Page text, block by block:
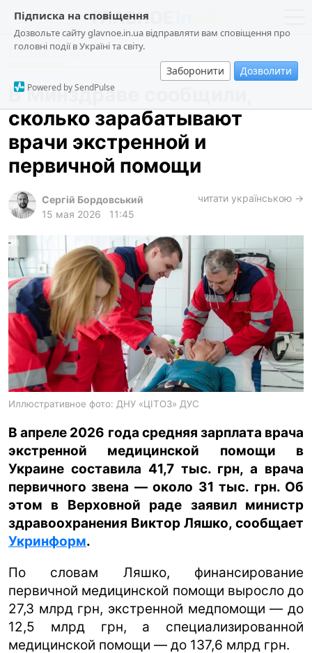
Підписка на сповіщення
Дозвольте сайту glavnoe.in.ua відправляти вам сповіщення про
головні події в Україні та світу.
Заборонити Дозволити
Powered by SendPulse
новости
о проекте
общество
происшествия
криминал
техно
харьков
архив
gambling
ua ru en
Общество
В Минздраве сообщили,
сколько зарабатывают
врачи экстренной и
первичной помощи
Сергій Бордовський
15 мая 2026
11:45
читати українською →
Иллюстративное фото: ДНУ «ЦІТОЗ» ДУС
В апреле 2026 года средняя зарплата врача
экстренной медицинской помощи в
Украине составила 41,7 тыс. грн, а врача
первичного звена — около 31 тыс. грн. Об
этом в Верховной раде заявил министр
здравоохранения Виктор Ляшко, сообщает
Укринформ.
По словам Ляшко, финансирование
первичной медицинской помощи выросло до
27,3 млрд грн, экстренной медпомощи — до
12,5 млрд грн, а специализированной
медицинской помощи — до 137,6 млрд грн.